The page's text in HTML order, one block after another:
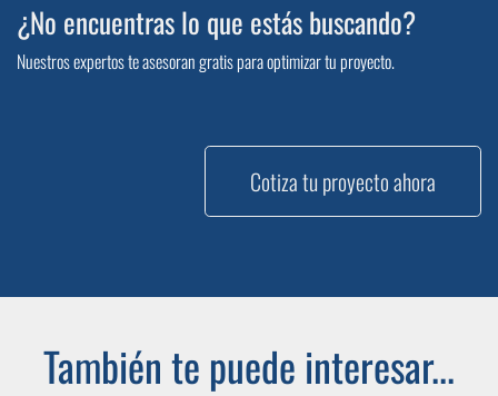
¿No encuentras lo que estás buscando?
Nuestros expertos te asesoran gratis para optimizar tu proyecto.
Cotiza tu proyecto ahora
También te puede interesar...